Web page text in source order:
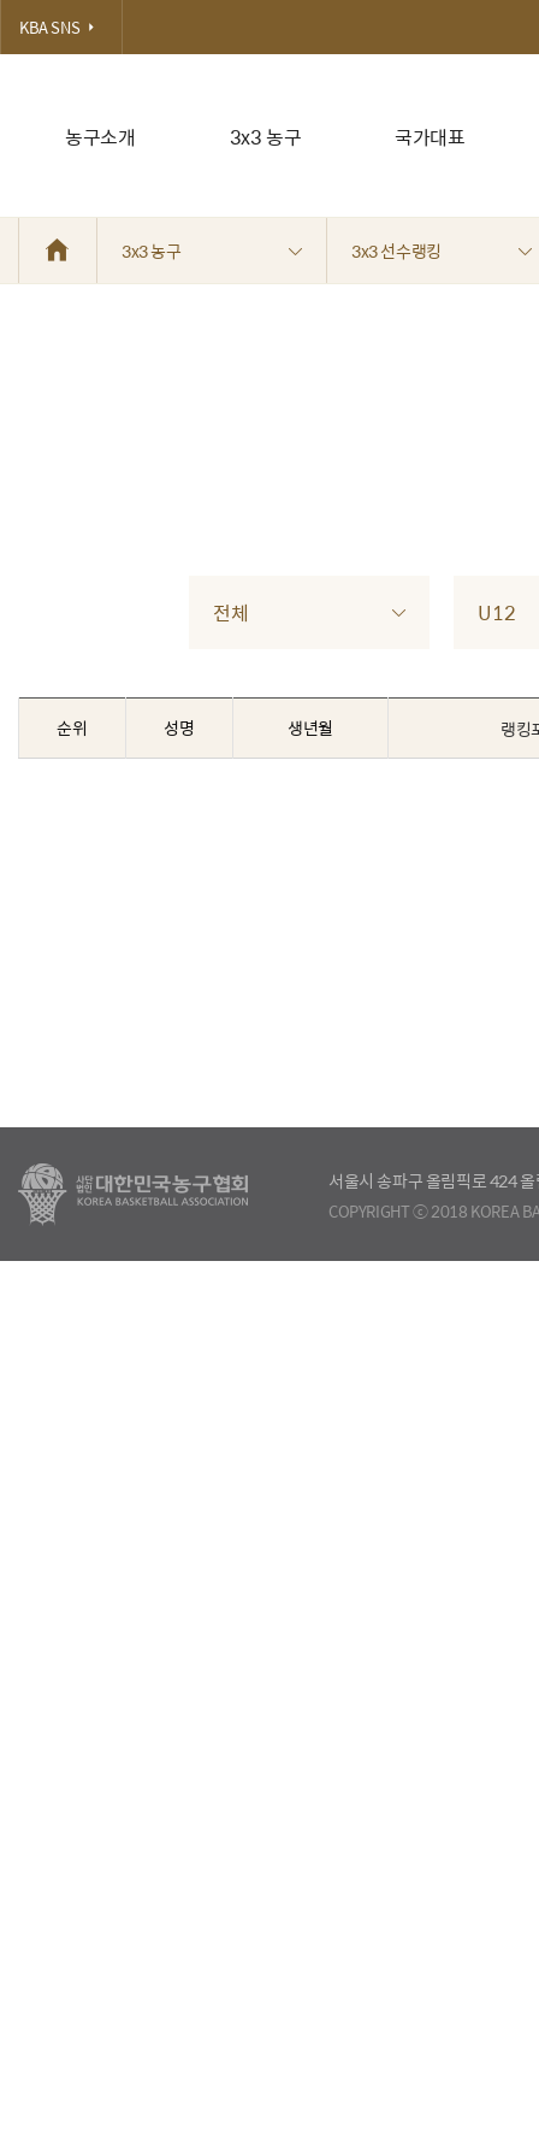
농구소개 3x3 농구 국가대표
KBA SNS
3x3 농구 3x3 선수랭킹
전체 U12
순위 성명 생년월 랭킹
서울시 송파구 올림픽로 424
COPYRIGHT ⓒ 2018 KOREA